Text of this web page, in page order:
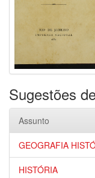
Sugestões
Assunto
GEOGRAFIA
HISTÓRIA